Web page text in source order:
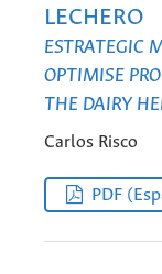
LECHERO
ESTRATEGIC
OPTIMISE
THE DAIRY
Carlos Risco
PDF